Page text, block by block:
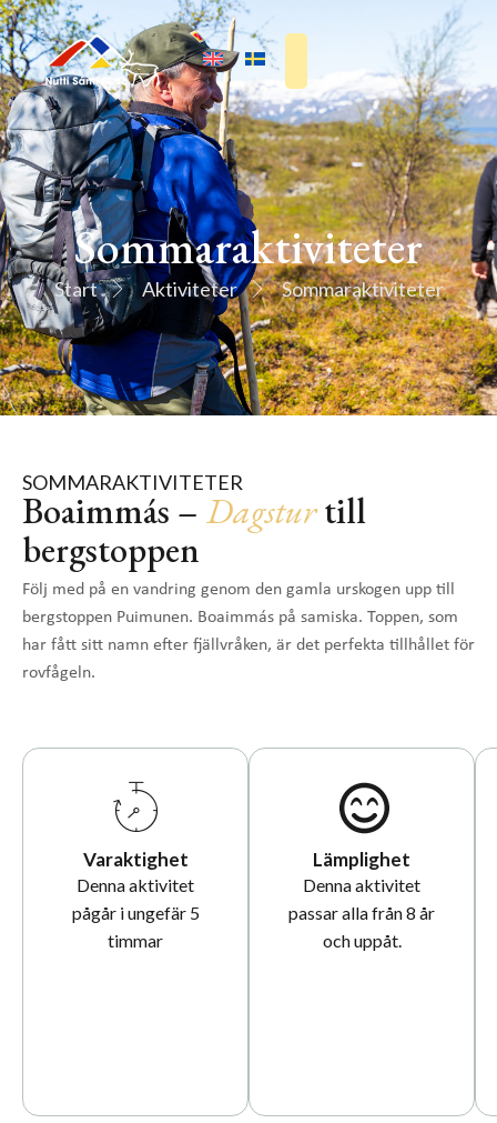
Sommaraktiviteter
Start Aktiviteter Sommaraktiviteter
SOMMARAKTIVITETER
Boaimmás – Dagsturtill
bergstoppen
Följ med på en vandring genom den gamla urskogen upp till
bergstoppen Puimunen. Boaimmás på samiska. Toppen, som
har fått sitt namn efter fjällvråken, är det perfekta tillhållet för
rovfågeln.
Varaktighet
Denna aktivitet
pågår i ungefär 5
timmar
Lämplighet
Denna aktivitet
passar alla från 8 år
och uppåt.